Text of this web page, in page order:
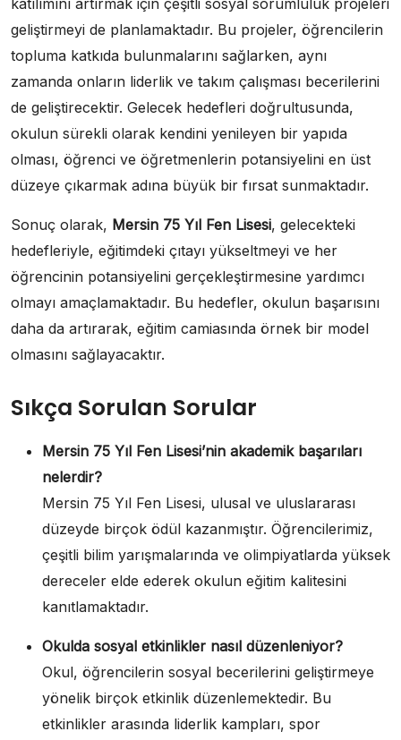
geliştirmeyi de planlamaktadır. Bu projeler, öğrencilerin
topluma katkıda bulunmalarını sağlarken, aynı
zamanda onların liderlik ve takım çalışması becerilerini
de geliştirecektir. Gelecek hedefleri doğrultusunda,
okulun sürekli olarak kendini yenileyen bir yapıda
olması, öğrenci ve öğretmenlerin potansiyelini en üst
düzeye çıkarmak adına büyük bir fırsat sunmaktadır.
Sonuç olarak, Mersin 75 Yıl Fen Lisesi, gelecekteki
hedefleriyle, eğitimdeki çıtayı yükseltmeyi ve her
öğrencinin potansiyelini gerçekleştirmesine yardımcı
olmayı amaçlamaktadır. Bu hedefler, okulun başarısını
daha da artırarak, eğitim camiasında örnek bir model
olmasını sağlayacaktır.
Sıkça Sorulan Sorular
Mersin 75 Yıl Fen Lisesi’nin akademik başarıları
nelerdir?
Mersin 75 Yıl Fen Lisesi, ulusal ve uluslararası
düzeyde birçok ödül kazanmıştır. Öğrencilerimiz,
çeşitli bilim yarışmalarında ve olimpiyatlarda yüksek
dereceler elde ederek okulun eğitim kalitesini
kanıtlamaktadır.
Okulda sosyal etkinlikler nasıl düzenleniyor?
Okul, öğrencilerin sosyal becerilerini geliştirmeye
yönelik birçok etkinlik düzenlemektedir. Bu
etkinlikler arasında liderlik kampları, spor